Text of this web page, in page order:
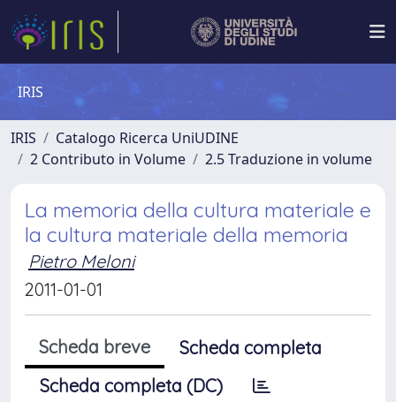
IRIS
IRIS
Catalogo Ricerca UniUDINE
2 Contributo in Volume
2.5 Traduzione in volume
La memoria della cultura materiale e
la cultura materiale della memoria
Pietro Meloni
2011-01-01
Scheda breve
Scheda completa
Scheda completa (DC)